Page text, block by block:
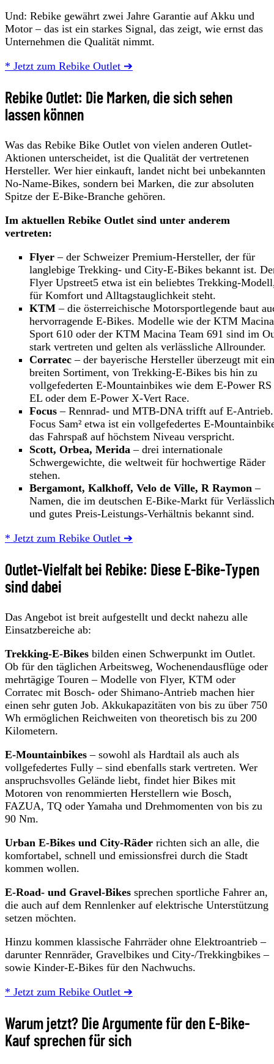
Und: Rebike gewährt zwei Jahre Garantie auf Akku und
Motor – das ist ein starkes Signal, das zeigt, wie ernst das
Unternehmen die Qualität nimmt.
* Jetzt zum Rebike Outlet ➔
Rebike Outlet: Die Marken, die sich sehen
lassen können
Was das Rebike Bike Outlet von vielen anderen Outlet-
Aktionen unterscheidet, ist die Qualität der vertretenen
Hersteller. Wer hier einkauft, landet nicht bei unbekannten
No-Name-Bikes, sondern bei Marken, die zur absoluten
Spitze der E-Bike-Branche gehören.
Im aktuellen Rebike Outlet sind unter anderem
vertreten:
Flyer – der Schweizer Premium-Hersteller, der für
langlebige Trekking- und City-E-Bikes bekannt ist.
Flyer Upstreet5 etwa ist ein beliebtes Trekking-
für Komfort und Alltagstauglichkeit steht.
KTM – die österreichische Motorsportlegende baut
hervorragende E-Bikes. Modelle wie der KTM Macina
Sport 610 oder der KTM Macina Team 691 sind im
stark vertreten und gelten als verlässliche Allrounder.
Corratec – der bayerische Hersteller überzeugt mit
breiten Sortiment, von Trekking-E-Bikes bis hin zu
vollgefederten E-Mountainbikes wie dem E-Power RS
EL oder dem E-Power X-Vert Race.
Focus – Rennrad- und MTB-DNA trifft auf E-
Focus Sam² etwa ist ein vollgefedertes E-
das Fahrspaß auf höchstem Niveau verspricht.
Scott, Orbea, Merida – drei internationale
Schwergewichte, die weltweit für hochwertige Räder
stehen.
Bergamont, Kalkhoff, Velo de Ville, R Raymon –
Namen, die im deutschen E-Bike-Markt für
und gutes Preis-Leistungs-Verhältnis bekannt sind.
* Jetzt zum Rebike Outlet ➔
Outlet-Vielfalt bei Rebike: Diese E-Bike-Typen
sind dabei
Das Angebot ist breit aufgestellt und deckt nahezu alle
Einsatzbereiche ab:
Trekking-E-Bikes bilden einen Schwerpunkt im Outlet.
Ob für den täglichen Arbeitsweg, Wochenendausflüge oder
mehrtägige Touren – Modelle von Flyer, KTM oder
Corratec mit Bosch- oder Shimano-Antrieb machen hier
einen sehr guten Job. Akkukapazitäten von bis zu über 750
Wh ermöglichen Reichweiten von theoretisch bis zu 200
Kilometern.
E-Mountainbikes – sowohl als Hardtail als auch als
vollgefedertes Fully – sind ebenfalls stark vertreten. Wer
anspruchsvolles Gelände liebt, findet hier Bikes mit
Motoren von renommierten Herstellern wie Bosch,
FAZUA, TQ oder Yamaha und Drehmomenten von bis zu
90 Nm.
Urban E-Bikes und City-Räder richten sich an alle, die
komfortabel, schnell und emissionsfrei durch die Stadt
kommen wollen.
E-Road- und Gravel-Bikes sprechen sportliche Fahrer an,
die auch auf dem Rennlenker auf elektrische Unterstützung
setzen möchten.
Hinzu kommen klassische Fahrräder ohne Elektroantrieb –
darunter Rennräder, Gravelbikes und City-/Trekkingbikes –
sowie Kinder-E-Bikes für den Nachwuchs.
* Jetzt zum Rebike Outlet ➔
Warum jetzt? Die Argumente für den E-Bike-
Kauf sprechen für sich